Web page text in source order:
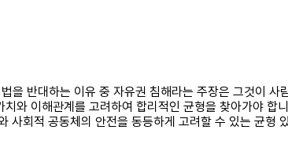
을 반대하는 이유 중 자유권 침해라는 주장은 그것이
와 이해관계를 고려하여 합리적인 균형을 찾아가야
사회적 공동체의 안전을 동등하게 고려할 수 있는 균형